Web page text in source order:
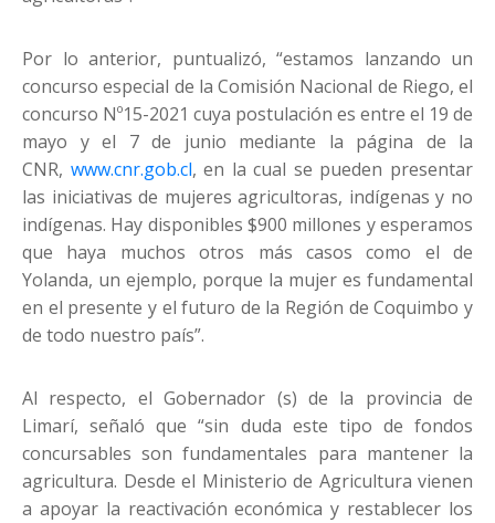
Por lo anterior, puntualizó, “estamos lanzando un
concurso especial de la Comisión Nacional de Riego, el
concurso Nº15-2021 cuya postulación es entre el 19 de
mayo y el 7 de junio mediante la página de la
CNR, www.cnr.gob.cl, en la cual se pueden presentar
las iniciativas de mujeres agricultoras, indígenas y no
indígenas. Hay disponibles $900 millones y esperamos
que haya muchos otros más casos como el de
Yolanda, un ejemplo, porque la mujer es fundamental
en el presente y el futuro de la Región de Coquimbo y
de todo nuestro país”.
Al respecto, el Gobernador (s) de la provincia de
Limarí, señaló que “sin duda este tipo de fondos
concursables son fundamentales para mantener la
agricultura. Desde el Ministerio de Agricultura vienen
a apoyar la reactivación económica y restablecer los